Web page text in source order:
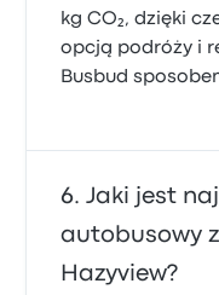
kg CO₂, dzięki
opcją podróży i
Busbud
Jaki jest
autobusowy
Hazyview?